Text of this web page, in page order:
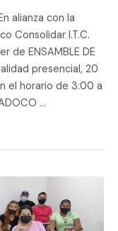
alianza con la
Consolidar I.T.C.
de ENSAMBLE DE
presencial, 20
el horario de 3:00 a
…